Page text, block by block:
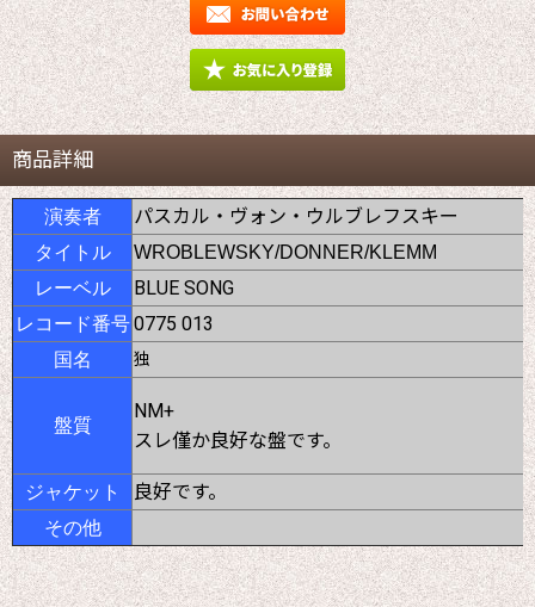
商品詳細
演奏者 パスカル・ヴォン・ウルブレフスキー
タイトル
WROBLEWSKY/DONNER/KLEMM
レーベル
BLUE SONG
レコード番号 0775 013
国名 独
盤質
NM+
スレ僅か良好な盤です。
ジャケット 良好です。
その他